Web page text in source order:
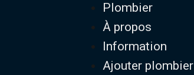
Plombier
À propos
Information
Ajouter plombier